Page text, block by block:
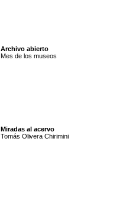
Archivo abierto
Mes de los museos
Miradas al acervo
Tomás Olivera Chirimini